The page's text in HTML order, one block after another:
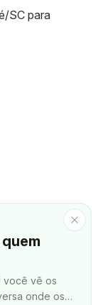
SC para
você vê os
onde os